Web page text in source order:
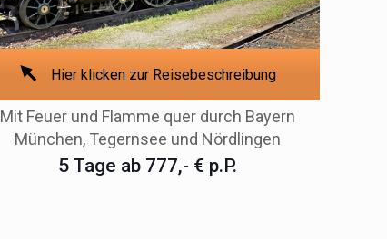
Hier klicken zur Reisebeschreibung
Mit Feuer und Flamme quer durch Bayern
München, Tegernsee und Nördlingen
5 Tage ab 777,- € p.P.